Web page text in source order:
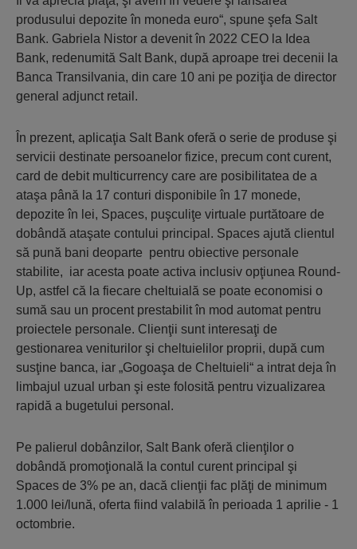
produsului depozite în moneda euro“, spune şefa Salt
Bank. Gabriela Nistor a devenit în 2022 CEO la Idea
Bank, redenumită Salt Bank, după aproape trei decenii la
Banca Transilvania, din care 10 ani pe poziţia de director
general adjunct retail.
În prezent, aplicaţia Salt Bank oferă o serie de produse şi
servicii destinate persoanelor fizice, precum cont curent,
card de debit multicurrency care are posibilitatea de a
ataşa până la 17 conturi disponibile în 17 monede,
depozite în lei, Spaces, puşculiţe virtuale purtătoare de
dobândă ataşate contului principal. Spaces ajută clientul
să pună bani deoparte pentru obiective personale
stabilite, iar acesta poate activa inclusiv opţiunea Round-
Up, astfel că la fiecare cheltuială se poate economisi o
sumă sau un procent prestabilit în mod automat pentru
proiectele personale. Clienţii sunt interesaţi de
gestionarea veniturilor şi cheltuielilor proprii, după cum
susţine banca, iar „Gogoaşa de Cheltuieli“ a intrat deja în
limbajul uzual urban şi este folosită pentru vizualizarea
rapidă a bugetului personal.
Pe palierul dobânzilor, Salt Bank oferă clienţilor o
dobândă promoţională la contul curent principal şi
Spaces de 3% pe an, dacă clienţii fac plăţi de minimum
1.000 lei/lună, oferta fiind valabilă în perioada 1 aprilie - 1
octombrie.